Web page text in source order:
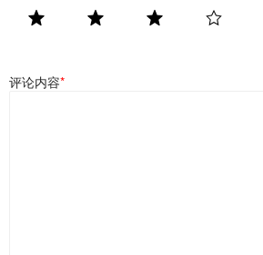
评论内容*